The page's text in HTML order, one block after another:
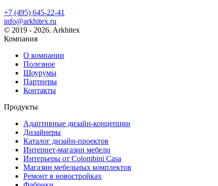
+7 (495) 645-22-41
info@arkhitex.ru
© 2019 - 2026. Arkhitex
Компания
О компании
Полезное
Шоурумы
Партнеры
Контакты
Продукты
Адаптивные дизайн-концепции
Дизайнеры
Каталог дизайн-проектов
Интернет-магазин мебели
Интерьеры от Colombini Casa
Магазин мебельных комплектов
Ремонт в новостройках